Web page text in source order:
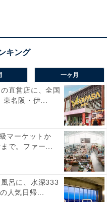
一ヶ月
直営店に、全国
名阪・伊...
マーケットか
で。ファー...
呂に、水深333
人気日帰...